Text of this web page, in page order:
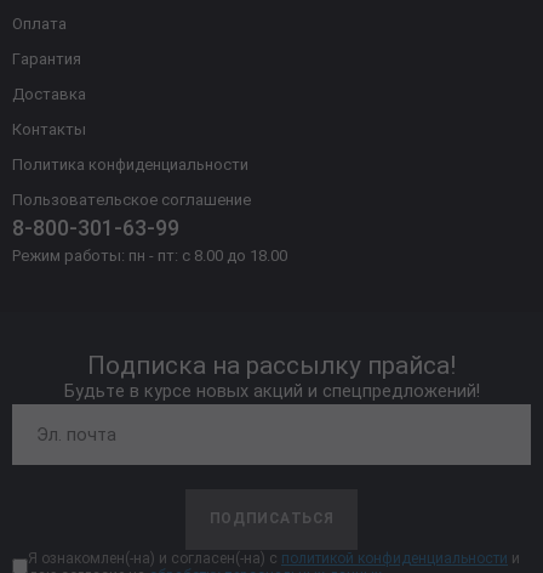
Оплата
Гарантия
Доставка
Контакты
Политика конфиденциальности
Пользовательское соглашение
8-800-301-63-99
Режим работы: пн - пт: с 8.00 до 18.00
Подписка на рассылку прайса!
Будьте в курсе новых акций и спецпредложений!
ПОДПИСАТЬСЯ
Я ознакомлен(-на) и согласен(-на) с политикой конфиденциальности и